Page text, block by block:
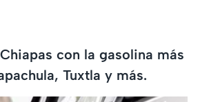
con la gasolina más
Tuxtla y más.